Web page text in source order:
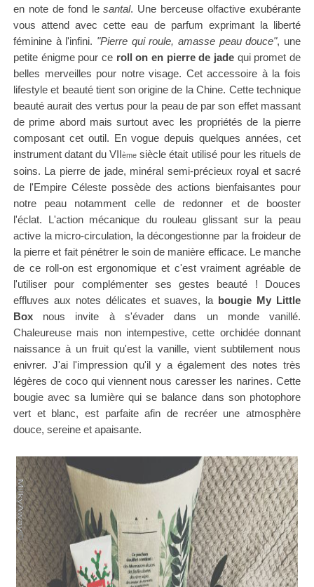
en note de fond lesantal. Une berceuse olfactive exubérante
vous attend avec cette eau de parfum exprimant la liberté
féminine à l'infini. "Pierre qui roule, amasse peau douce", une
petite énigme pour ce roll onen pierre de jade qui promet de
belles merveilles pour notre visage. Cet accessoire à la fois
lifestyle et beauté tient son origine de la Chine. Cettetechnique
beauté aurait des vertus pour la peau de par son effet massant
de prime abord mais surtout avec les propriétés de la pierre
composant cet outil. En vogue depuis quelques années, cet
instrument datantdu VIIème siècle était utilisé pour les rituels de
soins. La pierre de jade, minéral semi-précieux royal et sacré
de l'Empire Céleste possède des actions bienfaisantes pour
notre peau notamment celle de redonner et de booster
l'éclat. L'action mécanique du rouleau glissant sur la peau
active la micro-circulation, la décongestionne par la froideur de
la pierre et fait pénétrer le soin de manière efficace. Le manche
de ce roll-on est ergonomique et c'est vraiment agréable de
l'utiliser pour complémenter ses gestes beauté ! Douces
effluves aux notes délicates et suaves, la bougie My Little
Boxnous invite à s'évader dans un monde vanillé.
Chaleureuse mais non intempestive, cette orchidée donnant
naissance à un fruit qu'est la vanille, vient subtilement nous
enivrer. J'ai l'impression qu'il y a également des notes très
légères de coco qui viennent nous caresser les narines. Cette
bougie avec sa lumière qui se balance dans son photophore
vert et blanc, est parfaite afin de recréer une atmosphère
douce, sereine et apaisante.